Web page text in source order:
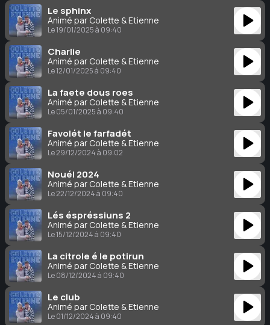
Le sphinx
Animé par Colette & Étienne
Le 19/01/2025 à 09:40
Charlie
Animé par Colette & Étienne
Le 12/01/2025 à 09:40
La faete dous roes
Animé par Colette & Étienne
Le 05/01/2025 à 09:40
Favolét le farfadét
Animé par Colette & Étienne
Le 29/12/2024 à 09:02
Nouél 2024
Animé par Colette & Étienne
Le 22/12/2024 à 09:40
Lés éspréssiuns 2
Animé par Colette & Étienne
Le 15/12/2024 à 09:40
La citrole é le potirun
Animé par Colette & Étienne
Le 08/12/2024 à 09:40
Le club
Animé par Colette & Étienne
Le 01/12/2024 à 09:40